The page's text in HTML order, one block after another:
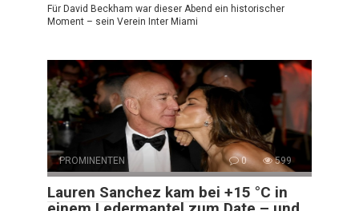
Für David Beckham war dieser Abend ein historischer
Moment – sein Verein Inter Miami
PROMINENTEN 0 599
Lauren Sanchez kam bei +15 °C in